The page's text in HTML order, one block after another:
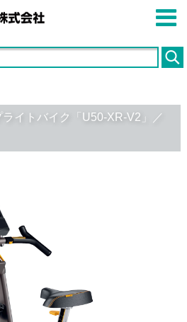
イトバイク「U50-XR-V2」／